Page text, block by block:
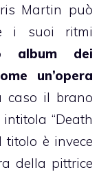
Martin può
i suoi ritmi
album dei
un’opera
caso il brano
“Death
titolo è invece
della pittrice